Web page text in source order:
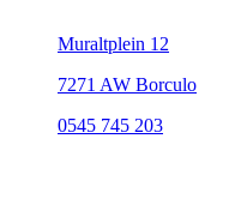
Muraltplein 12
7271 AW Borculo
0545 745 203